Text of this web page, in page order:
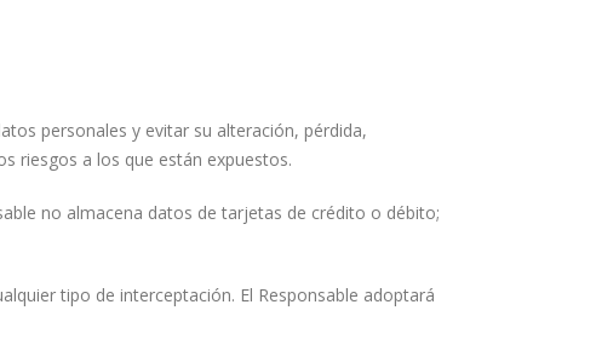
personales y evitar su alteración, pérdida,
riesgos a los que están expuestos.
no almacena datos de tarjetas de crédito o débito;
tipo de interceptación. El Responsable adoptará